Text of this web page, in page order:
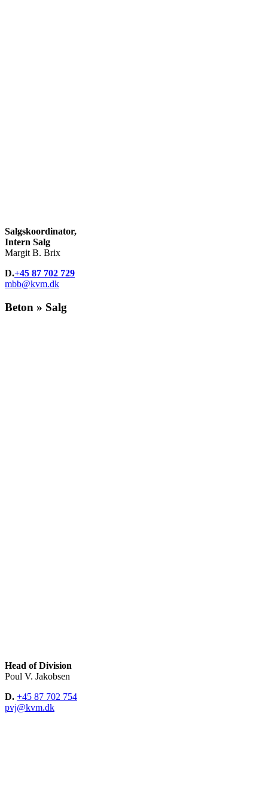
Salgskoordinator,
Intern Salg
Margit B. Brix
D.+45 87 702 729
mbb@kvm.dk
Beton » Salg
Head of Division
Poul V. Jakobsen
D. +45 87 702 754
pvj@kvm.dk